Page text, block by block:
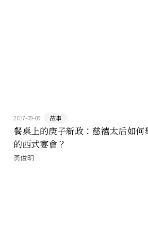
2017-09-09 故事
餐桌上的庚子新政：慈禧太后如何
的西式宴會？
黃俊明